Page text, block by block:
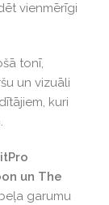
vienmērīgi
tonī,
un vizuāli
kuri
un The
garumu